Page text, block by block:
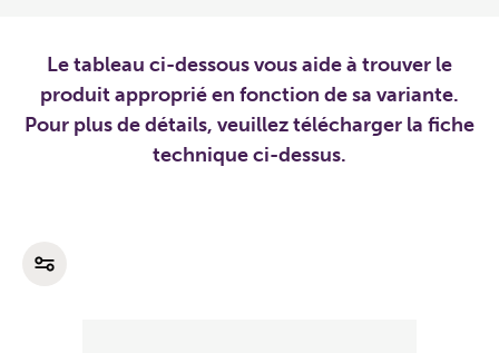
Le tableau ci-dessous vous aide à trouver le
produit approprié en fonction de sa variante.
Pour plus de détails, veuillez télécharger la fiche
technique ci-dessus.